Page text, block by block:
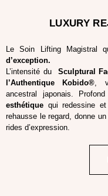
LUXURY
Le Soin Lifting Magistral
d’exception.
L’intensité du Sculptural
l’Authentique Kobido®,
ancestral japonais.
esthétique qui redessine
rehausse le regard, donne
rides d’expression.